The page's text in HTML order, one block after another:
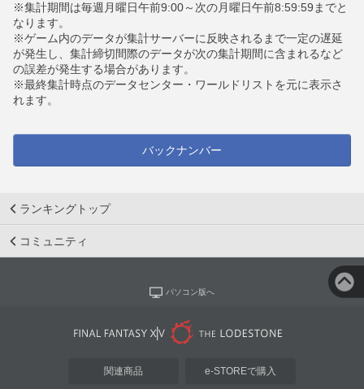
※集計期間は毎週月曜日午前9:00～次の月曜日午前8:59:59までと
なります。
※ゲーム内のデータが集計サーバーに反映されるまで一定の遅延
が発生し、集計締切間際のデータが次の集計期間に含まれるなど
の誤差が発生する場合があります。
※最終集計時点のデータセンター・ワールドリストを元に表示さ
れます。
バックナンバー
ランキングトップ
コミュニティ
パソコン版へ
関連商品 e-STOREで購入